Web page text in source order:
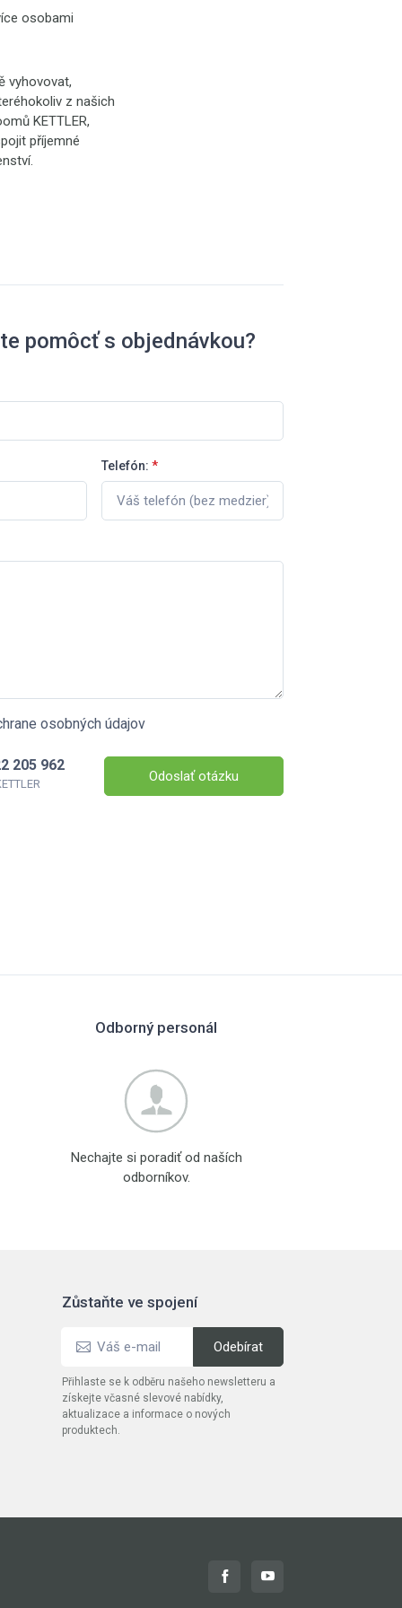
osobami
vyhovovat,
z našich
KETTLER,
příjemné
pomôcť s objednávkou?
Telefón: *
osobných údajov
205 962
Odoslať otázku
Odborný personál
Nechajte si poradiť od naších
odborníkov.
Zůstaňte ve spojení
Přihlaste se k odběru našeho newsletteru a
získejte včasné slevové nabídky,
aktualizace a informace o nových
produktech.